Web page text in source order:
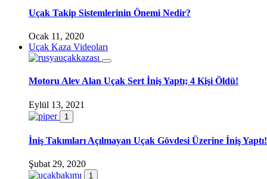
Uçak Takip Sistemlerinin Önemi Nedir?
Ocak 11, 2020
Uçak Kaza Videoları
Motoru Alev Alan Uçak Sert İniş Yaptı; 4 Kişi Öldü!
Eylül 13, 2021
1
İniş Takımları Açılmayan Uçak Gövdesi Üzerine İniş Yaptı!
Şubat 29, 2020
1